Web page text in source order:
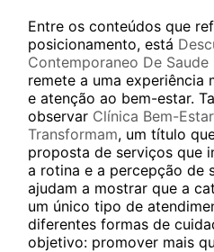
Entre os conteúdos que
posicionamento, está
Contemporaneo De Saude
remete a uma experiência
e atenção ao bem-estar.
observar Clínica Bem-
Transformam, um título
proposta de serviços que
a rotina e a percepção de
ajudam a mostrar que a
um único tipo de
diferentes formas de
objetivo: promover mais